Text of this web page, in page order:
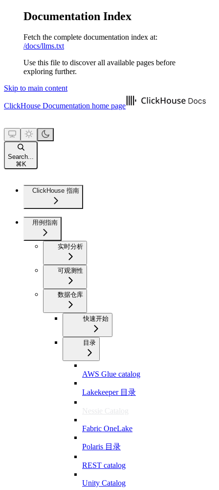
Documentation Index
Fetch the complete documentation index at:
/docs/llms.txt
Use this file to discover all available pages before
exploring further.
Skip to main content
ClickHouse Documentation home page
Search...
⌘ K
ClickHouse 指南
用例指南
实时分析
可观测性
数据仓库
快速开始
目录
AWS Glue catalog
Lakekeeper 目录
Nessie Catalog
Fabric OneLake
Polaris 目录
REST catalog
Unity Catalog